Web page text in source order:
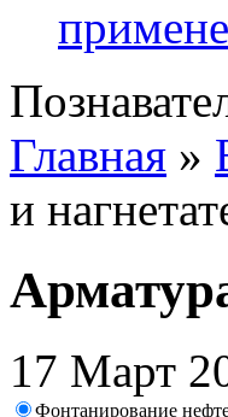
Главная »
и
17 Март
Фонтанирование